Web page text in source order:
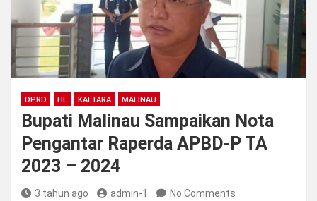
DPRD HL KALTARA MALINAU
Bupati Malinau Sampaikan Nota
Pengantar Raperda APBD-P TA
2023 – 2024
3 tahun ago admin-1 No Comments